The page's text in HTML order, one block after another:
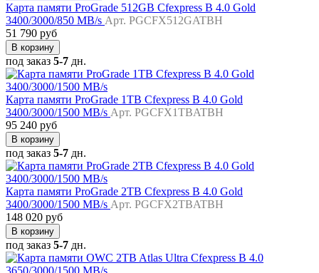
Карта памяти ProGrade 512GB Cfexpress B 4.0 Gold
3400/3000/850 MB/s Арт. PGCFX512GATBH
51 790 руб
В корзину
под заказ 5-7 дн.
Карта памяти ProGrade 1TB Cfexpress B 4.0 Gold
3400/3000/1500 MB/s Арт. PGCFX1TBATBH
95 240 руб
В корзину
под заказ 5-7 дн.
Карта памяти ProGrade 2TB Cfexpress B 4.0 Gold
3400/3000/1500 MB/s Арт. PGCFX2TBATBH
148 020 руб
В корзину
под заказ 5-7 дн.